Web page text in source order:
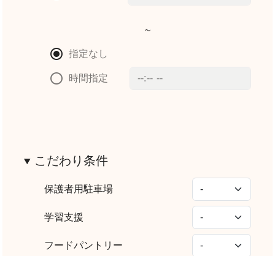
~
指定なし
時間指定
こだわり条件
保護者用駐車場
学習支援
フードパントリー